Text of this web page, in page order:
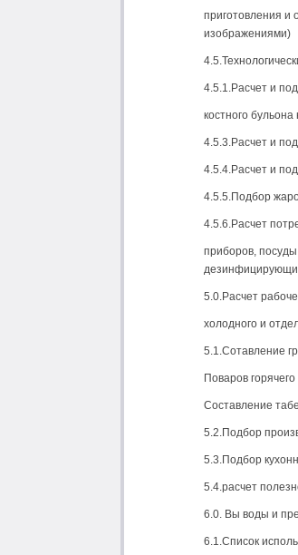
приготовления
изображениями)
4.5.1.Расчет и
костного
4.5.3.Расчет и
4.5.4.Расчет и
4.5.5.Подбор
4.5.6.Расчет
приборов,
5.0.Расчет
холодного и
5.1.Сотавление
Поваров
Составление
5.2.Подбор
5.3.Подбор
5.4.расчет
6.0. Вы воды и
6.1.Список